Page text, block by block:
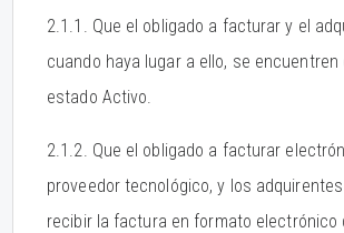
2.1.1. Que el obligado a facturar y el
cuando haya lugar a ello, se encuentren
estado Activo.
2.1.2. Que el obligado a facturar
proveedor tecnológico, y los
recibir la factura en formato electrónico